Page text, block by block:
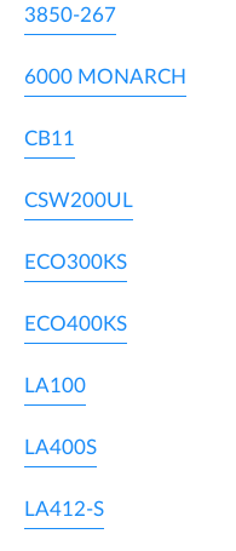
3850-267
6000 MONARCH
CB11
CSW200UL
ECO300KS
ECO400KS
LA100
LA400S
LA412-S